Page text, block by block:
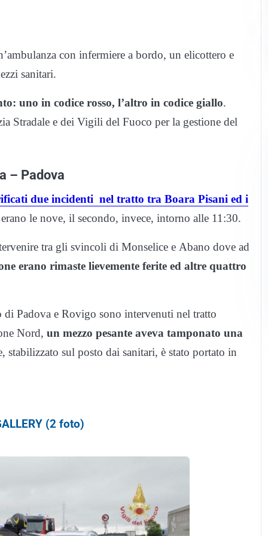
con infermiere a bordo, un elicottero e
sanitari.
uno in codice rosso, l’altro in codice giallo.
Stradale e dei Vigili del Fuoco per la gestione del
– Padova
due incidenti nel tratto tra Boara Pisani ed i
le nove, il secondo, invece, intorno alle 11:30.
tra gli svincoli di Monselice e Abano dove ad
erano rimaste lievemente ferite ed altre quattro
Padova e Rovigo sono intervenuti nel tratto
Nord, un mezzo pesante aveva tamponato una
stabilizzato sul posto dai sanitari, è stato portato in
(2 foto)